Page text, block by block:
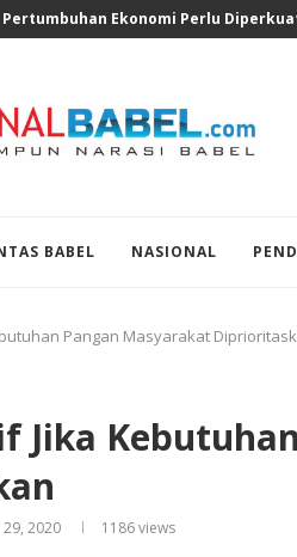
Anggota DPR Salurkan Bantuan untuk
BABEL NASIONAL
Pangan Masyarakat
Jika
2020 1186views